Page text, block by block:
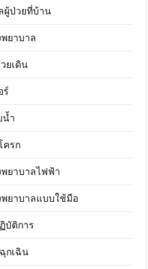
ผู้ป่วยที่บ้าน
พยาบาล
ยเดิน
ร์
น้ำ
ครก
พยาบาลไฟฟ้า
พยาบาลแบบใช้มือ
บัติการ
กเฉิน